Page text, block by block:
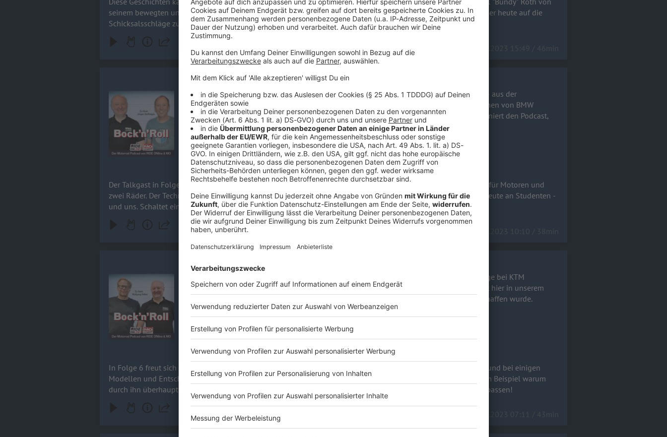
seinem bewegten und vor allem auch verrückten Leben. Warum ein Arzt ihm sagte, dass er sterben wird und wie er heute auf die
Schicksalsschläge zurückblickt, erfahrt ihr hier im Podcast!
Audiotitel - Jürgen Stoffregen - Motoren, 2 Räder und Technik
Jürgen Stoffregen - Motoren, 2 Räder und Technik
Der Talkgast in Folge 7: Jürgen Stoffregen. Ein Westfale, der seit Jahrzehnten in Bayern ist - aus der
Leidenschaft für Motoren und zwei Räder. Der Techniker war beteiligt an vielen Meilensteinen von BMW
Motorrad und vermittelt sein Wissen heute an Studenten - und uns. Schaltet ein und abonniert den Podcast,
um keine Folge zu verpassen!
15.09.2023 10:10 / 38min
Der Talkgast in Folge 7: Jürgen Stoffregen. Ein Westfale, der seit Jahrzehnten in Bayern ist - aus der Leidenschaft für Motoren und
zwei Räder. Der Techniker war beteiligt an vielen Meilensteinen von BMW Motorrad und vermittelt sein Wissen heute an Studenten -
und uns. Schaltet ein und abonniert den Podcast, um keine Folge zu verpassen!
Audiotitel - Wolfgang Felber - Seine Handschrift bei KTM
Wolfgang Felber - Seine Handschrift bei KTM
In Folge 6 freut sich Gastgeber Thomas "Kutti" Kuttruf auf Wolfgang Felber, der schon lange bei KTM
mitmischt und bei einigen Modellen und Entscheidungen seine Finger im Spiel hatte. Hört hier in unserem
Podcast seine Geschichten - zum Beispiel warum durch ihn überhaupt erst die "Duke" erschaffen wurde.
Schaltet ein und abonniert den Podcast, um nichts zu verpassen!
04.08.2023 07:11 / 43min
In Folge 6 freut sich Gastgeber Thomas "Kutti" Kuttruf auf Wolfgang Felber, der schon lange bei KTM mitmischt und bei einigen
Modellen und Entscheidungen seine Finger im Spiel hatte. Hört hier in unserem Podcast seine Geschichten - zum Beispiel warum
durch ihn überhaupt erst die "Duke" erschaffen wurde. Schaltet ein und abonniert den Podcast, um nichts zu verpassen!